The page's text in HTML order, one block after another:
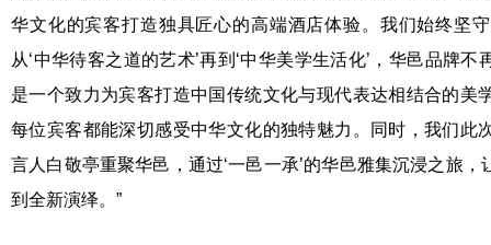
华文化的宾客打造独具匠心的高端酒店体验。我们始终坚
从‘中华待客之道的艺术’再到‘中华美学生活化’，华邑品牌
是一个致力为宾客打造中国传统文化与现代表达相结合的美
每位宾客都能深切感受中华文化的独特魅力。同时，我们此
言人白敬亭重聚华邑，通过‘一邑一承’的华邑雅集沉浸之旅
到全新演绎。”